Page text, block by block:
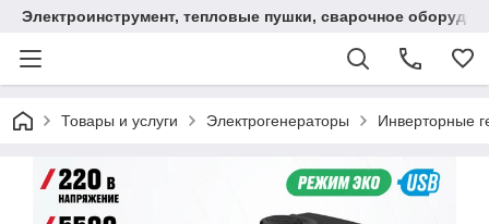
Электроинструмент, тепловые пушки, сварочное
Товары и услуги Электрогенераторы Инверторные